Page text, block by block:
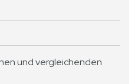
und vergleichenden